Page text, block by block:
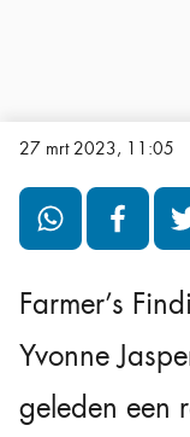
27 mrt 2023, 11:05
Farmer’s
Yvonne
geleden een